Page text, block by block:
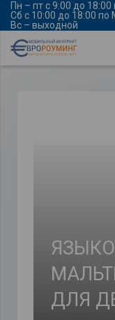
Пн – пт с 9:00 до
Сб с 10:00 до 18:00 по
Вс – выходной
ДЛЯ